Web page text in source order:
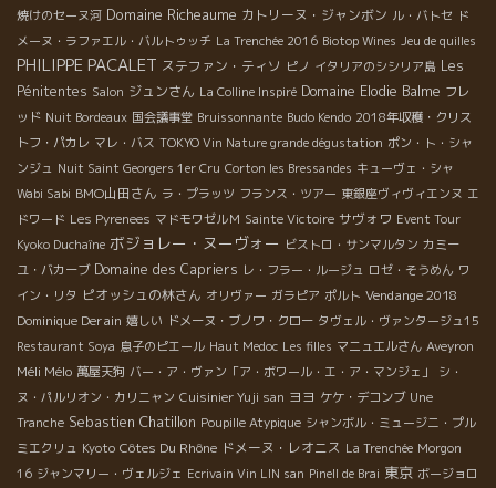
焼けのセーヌ河 Domaine Richeaume カトリーヌ・ジャンボン ル・バトセ ド
メーヌ・ラファエル・バルトゥッチ La Trenchée 2016 Biotop Wines Jeu de quilles
PHILIPPE PACALET ステファン・ティソ ピノ イタリアのシシリア島 Les
Pénitentes Salon ジュンさん La Colline Inspiré Domaine Elodie Balme フレ
ッド Nuit Bordeaux 国会議事堂 Bruissonnante Budo Kendo 2018年収穫・クリス
トフ・パカレ マレ・バス TOKYO Vin Nature grande dégustation ポン・ト・シャ
ンジュ Nuit Saint Georgers 1er Cru Corton les Bressandes キューヴェ・シャ
Wabi Sabi BMO山田さん ラ・プラッツ フランス・ツアー 東銀座ヴィヴィエンヌ エ
ドワード Les Pyrenees マドモワゼルＭ Sainte Victoire サヴォワ Event Tour
Kyoko Duchaîne ボジョレー・ヌーヴォー ビストロ・サンマルタン カミー
ユ・バカーブ Domaine des Capriers レ・フラー・ルージュ ロゼ・そうめん ワ
イン・リタ ピオッシュの林さん オリヴァー ガラピア ポルト Vendange 2018
Dominique Derain 嬉しい ドメーヌ・ブノワ・クロー タヴェル・ヴァンタージュ15
Restaurant Soya 息子のピエール Haut Medoc Les filles マニュエルさん Aveyron
Méli Mélo 萬屋天狗 バー・ア・ヴァン「ア・ボワール・エ・ア・マンジェ」
シ・
ヌ・パルリオン・カリニャン Cuisinier Yuji san ヨヨ ケケ・デコンブ Une
Tranche Sebastien Chatillon Poupille Atypique シャンボル・ミュージニ・プル
ミエクリュ Kyoto Côtes Du Rhône ドメーヌ・レオニス La Trenchée Morgon
16 ジャンマリー・ヴェルジェ Ecrivain Vin LIN san Pinell de Brai 東京 ボージョロ